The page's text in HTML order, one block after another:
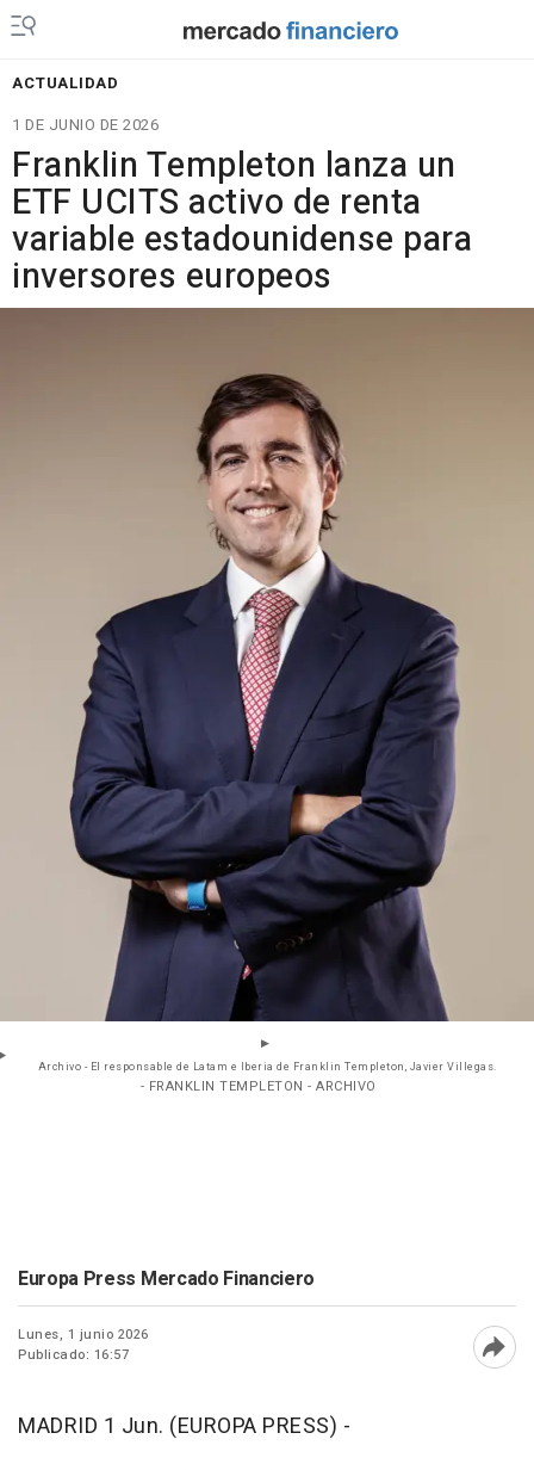
ACTUALIDAD
1 DE JUNIO DE 2026
Franklin Templeton lanza un
ETF UCITS activo de renta
variable estadounidense para
inversores europeos
Archivo - El responsable de Latam e Iberia de Franklin Templeton, Javier Villegas.
- FRANKLIN TEMPLETON - ARCHIVO
Europa Press Mercado Financiero
Lunes, 1 junio 2026
Publicado: 16:57
MADRID 1 Jun. (EUROPA PRESS) -